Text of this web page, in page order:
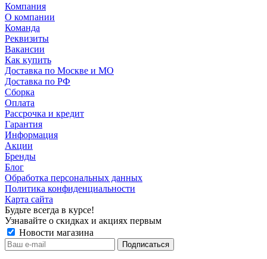
Компания
О компании
Команда
Реквизиты
Вакансии
Как купить
Доставка по Москве и МО
Доставка по РФ
Сборка
Оплата
Рассрочка и кредит
Гарантия
Информация
Акции
Бренды
Блог
Обработка персональных данных
Политика конфиденциальности
Карта сайта
Будьте всегда в курсе!
Узнавайте о скидках и акциях первым
Новости магазина